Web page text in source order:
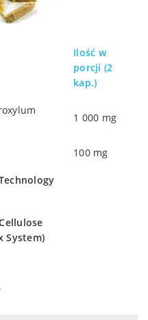
Ilość w
porcji (2
kap.)
1 000 mg
100 mg
System)